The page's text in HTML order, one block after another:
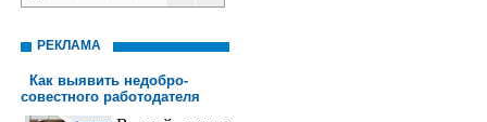
РЕКЛАМА
Как выявить недобро­
совестного работодателя